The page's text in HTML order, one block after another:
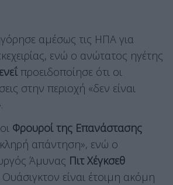
αμέσως τις ΗΠΑ για
ενώ ο ανώτατος ηγέτης
προειδοποίησε ότι οι
στην περιοχή «δεν είναι
Φρουροί της Επανάστασης
απάντηση», ενώ ο
Άμυνας Πιτ Χέγκσεθ
Ουάσιγκτον είναι έτοιμη ακόμη